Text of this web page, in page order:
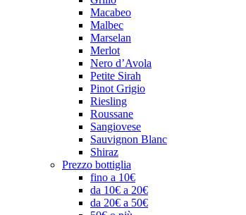
Macabeo
Malbec
Marselan
Merlot
Nero d’Avola
Petite Sirah
Pinot Grigio
Riesling
Roussane
Sangiovese
Sauvignon Blanc
Shiraz
Prezzo bottiglia
fino a 10€
da 10€ a 20€
da 20€ a 50€